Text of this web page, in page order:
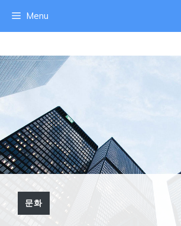
로
건
너
Menu
문화